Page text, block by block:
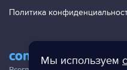
Мы используем
contact@ac-
Политика